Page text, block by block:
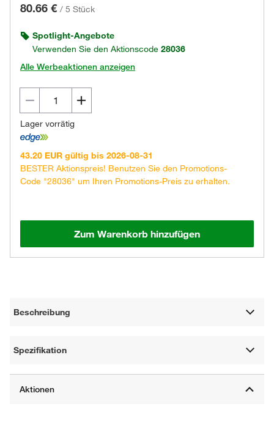
80.66 € / 5 Stück
Spotlight-Angebote
Verwenden Sie den Aktionscode 28036
Alle Werbeaktionen anzeigen
Lager vorrätig
43.20 EUR gültig bis 2026-08-31
BESTER Aktionspreis! Benutzen Sie den Promotions-
Code "28036" um Ihren Promotions-Preis zu erhalten.
Zum Warenkorb hinzufügen
Beschreibung
Spezifikation